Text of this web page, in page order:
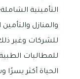
التأمينية
والمنازل
للشركات وغير
للمطالبات
الحياة أكثر